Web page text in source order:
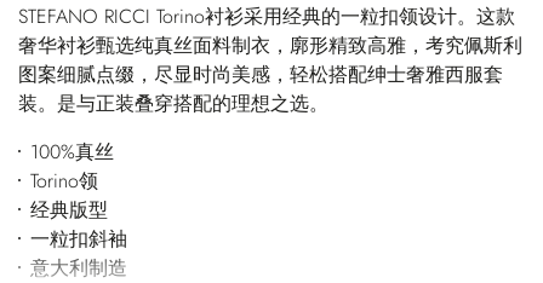
STEFANO RICCI Torino衬衫采用经典的一粒扣领设计。这款
奢华衬衫甄选纯真丝面料制衣，廓形精致高雅，考究佩斯利
图案细腻点缀，尽显时尚美感，轻松搭配绅士奢雅西服套
装。是与正装叠穿搭配的理想之选。
100%真丝
Torino领
经典版型
一粒扣斜袖
意大利制造